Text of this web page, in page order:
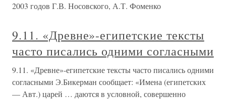
2003 годов Г.В. Носовского, А.Т. Фоменко
9.11. «Древне»-египетские тексты
часто писались одними согласными
9.11. «Древне»-египетские тексты часто писались одними
согласными Э.Бикерман сообщает: «Имена (египетских
— Авт.) царей … даются в условной, совершенно